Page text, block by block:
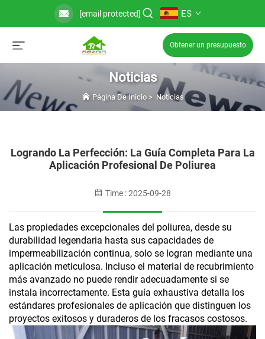
[email protected] ES
Obtener un presupuesto
Noticias
Página De Inicio> Noticias
Logrando La Perfección: La Guía Completa Para La
Aplicación Profesional De Poliurea
Time : 2025-09-28
Las propiedades excepcionales del poliurea, desde su
durabilidad legendaria hasta sus capacidades de
impermeabilización continua, solo se logran mediante una
aplicación meticulosa. Incluso el material de recubrimiento
más avanzado no puede rendir adecuadamente si se
instala incorrectamente. Esta guía exhaustiva detalla los
estándares profesionales de aplicación que distinguen los
proyectos exitosos y duraderos de los fracasos costosos.